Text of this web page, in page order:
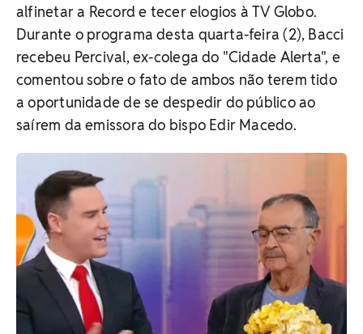
alfinetar a Record e tecer elogios à TV Globo.
Durante o programa desta quarta-feira (2), Bacci
recebeu Percival, ex-colega do "Cidade Alerta", e
comentou sobre o fato de ambos não terem tido
a oportunidade de se despedir do público ao
saírem da emissora do bispo Edir Macedo.